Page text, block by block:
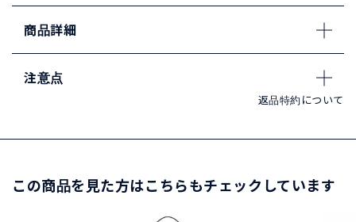
商品詳細
注意点
返品特約について
この商品を見た方はこちらもチェックしています